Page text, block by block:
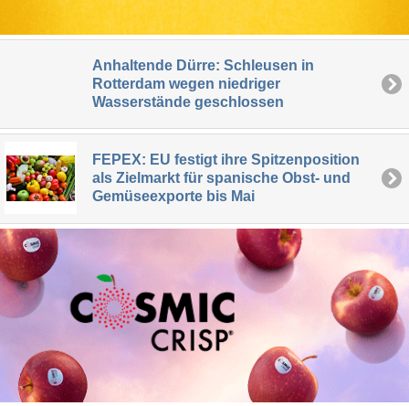
Anhaltende Dürre: Schleusen in
Rotterdam wegen niedriger
Wasserstände geschlossen
FEPEX: EU festigt ihre Spitzenposition
als Zielmarkt für spanische Obst- und
Gemüseexporte bis Mai